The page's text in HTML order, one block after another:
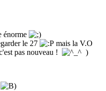
énorme
le 27
mais la V.O
pas nouveau !
)